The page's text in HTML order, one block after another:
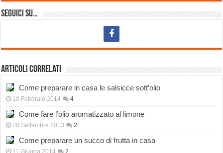
Seguici su…
Articoli correlati
Come preparare in casa le salsicce sott’olio
10 Febbraio 2014 4
Come fare l’olio aromatizzato al limone
20 Settembre 2013 2
Come preparare un succo di frutta in casa